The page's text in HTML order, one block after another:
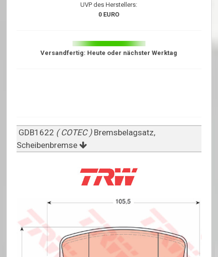
UVP des Herstellers:
0 EURO
Versandfertig: Heute oder nächster Werktag
GDB1622 ( COTEC ) Bremsbelagsatz,
Scheibenbremse